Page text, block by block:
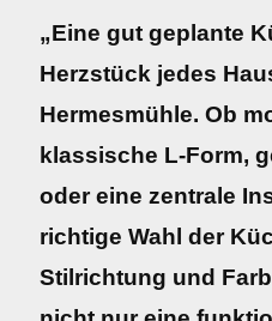
„Eine gut geplante
Herzstück jedes
Hermesmühle. Ob
klassische L-Form,
oder eine zentrale
richtige Wahl der
Stilrichtung und